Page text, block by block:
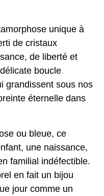
unique à
de cristaux
de liberté et
boucle
grandissent sous nos
éternelle dans
ou bleue, ce
une naissance,
familial indéfectible.
en fait un bijou
jour comme un